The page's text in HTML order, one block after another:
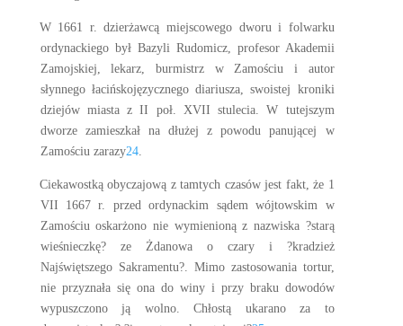
W 1661 r. dzierżawcą miejscowego dworu i folwarku
ordynackiego był Bazyli Rudomicz, profesor Akademii
Zamojskiej, lekarz, burmistrz w Zamościu i autor
słynnego łacińskojęzycznego diariusza, swoistej kroniki
dziejów miasta z II poł. XVII stulecia. W tutejszym
dworze zamieszkał na dłużej z powodu panującej w
Zamościu zarazy24.
Ciekawostką obyczajową z tamtych czasów jest fakt, że 1
VII 1667 r. przed ordynackim sądem wójtowskim w
Zamościu oskarżono nie wymienioną z nazwiska ?starą
wieśnieczkę? ze Żdanowa o czary i ?kradzież
Najświętszego Sakramentu?. Mimo zastosowania tortur,
nie przyznała się ona do winy i przy braku dowodów
wypuszczono ją wolno. Chłostą ukarano za to